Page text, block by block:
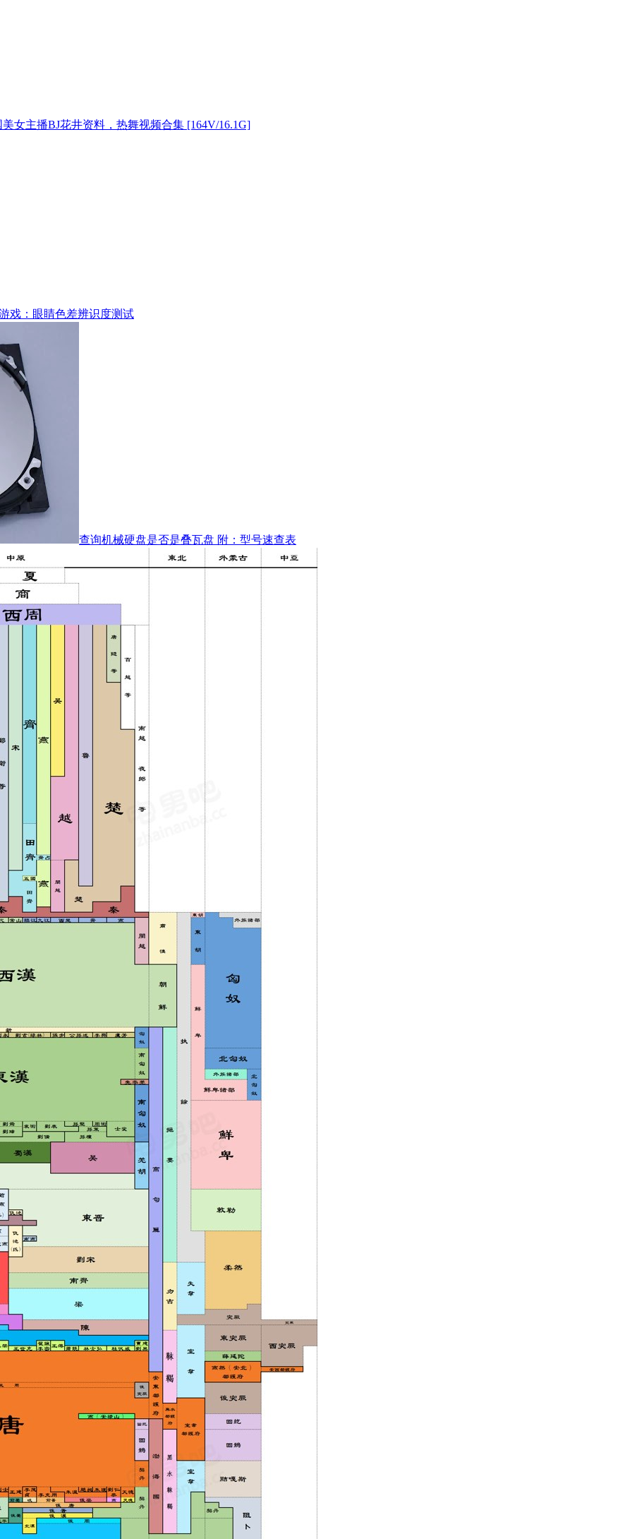
美女主播BJ花井资料，热舞视频合集 [164V/16.1G]
戏：眼睛色差辨识度测试
查询机械硬盘是否是叠瓦盘 附：型号速查表